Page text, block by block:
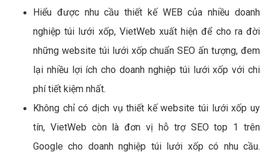
Hiểu được nhu cầu thiết kế WEB của nhiều doanh
nghiệp túi lưới xốp, VietWeb xuất hiện để cho ra đời
những website túi lưới xốp chuẩn SEO ấn tượng, đem
lại nhiều lợi ích cho doanh nghiệp túi lưới xốp với chi
phí tiết kiệm nhất.
Không chỉ có dịch vụ thiết kế website túi lưới xốp uy
tín, VietWeb còn là đơn vị hỗ trợ SEO top 1 trên
Google cho doanh nghiệp túi lưới xốp có nhu cầu.